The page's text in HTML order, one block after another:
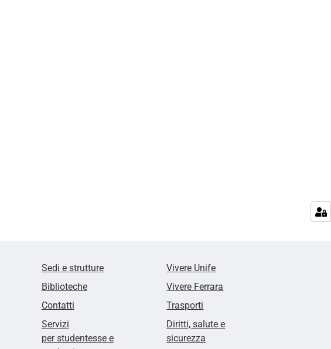
Sedi e strutture
Biblioteche
Contatti
Servizi
per studentesse e
Vivere Unife
Vivere Ferrara
Trasporti
Diritti, salute e
sicurezza